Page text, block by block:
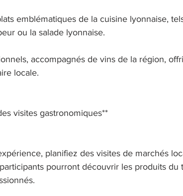
emblématiques de la cuisine lyonnaise,
ou la salade lyonnaise.
accompagnés de vins de la région,
locale.
visites gastronomiques**
planifiez des visites de marchés
pourront découvrir les produits